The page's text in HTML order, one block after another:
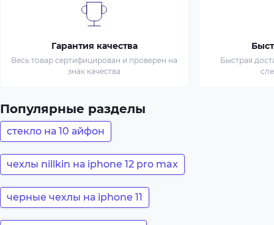
Гарантия качества
Весь товар сертифицирован и проверен на
знак качества
Быстрая
Популярные разделы
стекло на 10 айфон
чехлы nillkin на iphone 12 pro max
черные чехлы на iphone 11